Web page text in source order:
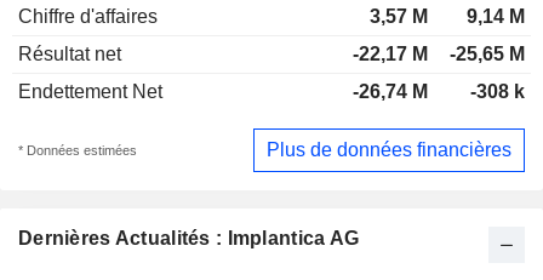
Dernières Actualités : Implantica AG
Chiffre d'affaires
3,57 M
9,14 M
Résultat net
-22,17 M
-25,65 M
Endettement Net
-26,74 M -308 k
* Données estimées Plus de données financières